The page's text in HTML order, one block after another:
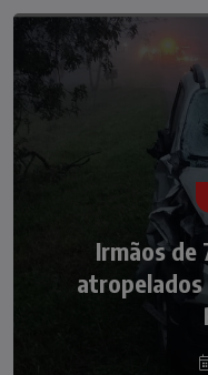
Irmãos de
atropelados
Nádia
palco do